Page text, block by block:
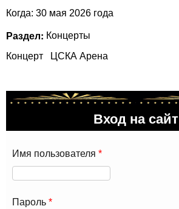
Когда: 30 мая 2026 года
Раздел: Концерты
Концерт
ЦСКА Арена
Вход на сайт
Имя пользователя *
Пароль *